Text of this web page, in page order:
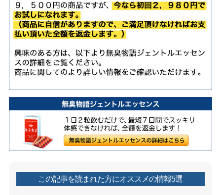
この記事を読まれた方にオススメの情報5選